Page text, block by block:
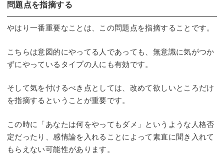
問題点を指摘する
やはり一番重要なことは、この問題点を指摘することです。
こちらは意図的にやってる人であっても、無意識に気がつか
ずにやっているタイプの人にも有効です。
そして気を付けるべき点としては、改めて欲しいところだけ
を指摘するということが重要です。
この時に「あなたは何をやってもダメ」というような人格否
定だったり、感情論を入れることによって素直に聞き入れて
もらえない可能性があります。